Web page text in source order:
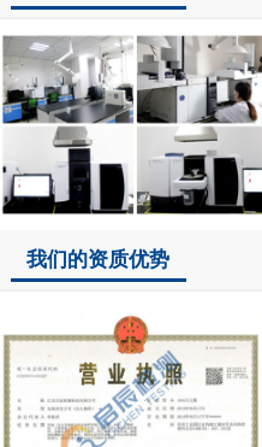
我们的资质优势